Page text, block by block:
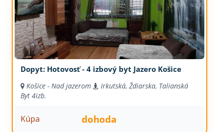
Dopyt: Hotovosť - 4 izbový byt Jazero Košice
Košice - Nad jazerom
Irkutská, Ždiarska, Talianská
Byt 4izb.
Kúpa dohoda